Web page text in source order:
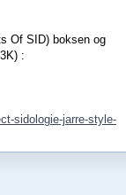
Of SID) boksen og
:
sidologie-jarre-style-